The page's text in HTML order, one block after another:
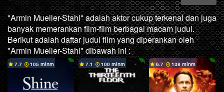
"Armin Mueller-Stahl" adalah aktor cukup terkenal dan juga
banyak memerankan film-film berbagai macam judul.
Berikut adalah daftar judul film yang diperankan oleh
"Armin Mueller-Stahl" dibawah ini :
7.7 105 min 7.1 100 min 6.7 138 min